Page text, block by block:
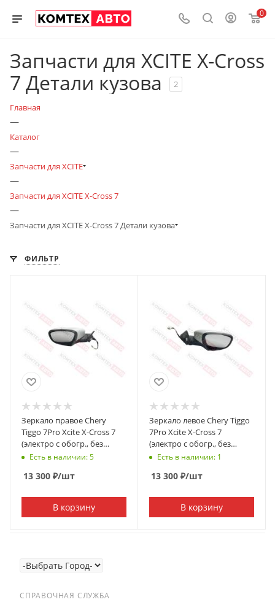
0
Запчасти для XCITE X-Cross
7 Детали кузова
2
Главная
—
Каталог
—
Запчасти для XCITE
—
Запчасти для XCITE X-Cross 7
—
Запчасти для XCITE X-Cross 7 Детали кузова
ФИЛЬТР
Зеркало правое Chery
Tiggo 7Pro Xcite X-Cross 7
(электро с обогр., без
камеры и подсветки)
Есть в наличии: 5
13 300 ₽/шт
В корзину
Зеркало левое Chery Tiggo
7Pro Xcite X-Cross 7
(электро с обогр., без
камеры и подсветки)
Есть в наличии: 1
13 300 ₽/шт
В корзину
СПРАВОЧНАЯ СЛУЖБА